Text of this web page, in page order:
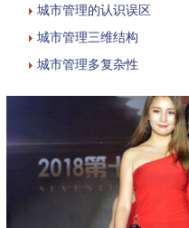
城市管理的认识误区
城市管理三维结构
城市管理多复杂性